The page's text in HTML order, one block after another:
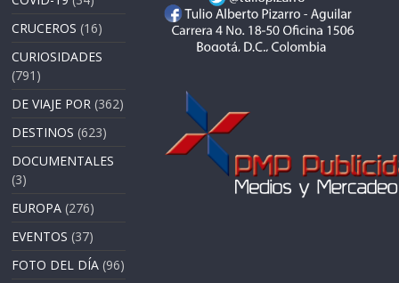
CRUCEROS (16)
CURIOSIDADES
(791)
DE VIAJE POR (362)
DESTINOS (623)
DOCUMENTALES
(3)
EUROPA (276)
EVENTOS (37)
FOTO DEL DÍA (96)